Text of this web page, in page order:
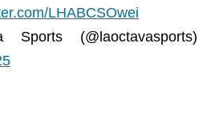
LHABCSOwei
(@laoctavasports)